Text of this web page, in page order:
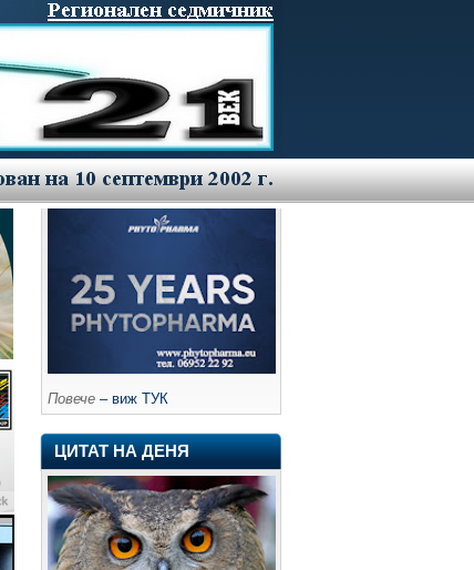
Повече – виж ТУК
ЦИТАТ НА ДЕНЯ